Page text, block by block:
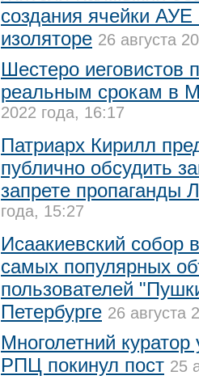
создания ячейки
изоляторе 26 августа
Шестеро иеговистов
реальным срокам в
2022 года, 16:17
Патриарх Кирилл
публично обсудить
запрете пропаганды
года, 15:27
Исаакиевский собор
самых популярных
пользователей
Петербурге 26 августа
Многолетний
РПЦ покинул пост 25